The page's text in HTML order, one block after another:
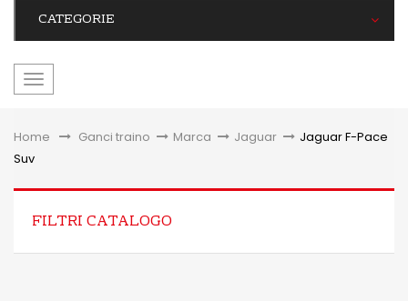
CATEGORIE
navigazione
Home &gt;Ganci traino > Marca > Jaguar >
Jaguar F-Pace
Suv
FILTRI CATALOGO